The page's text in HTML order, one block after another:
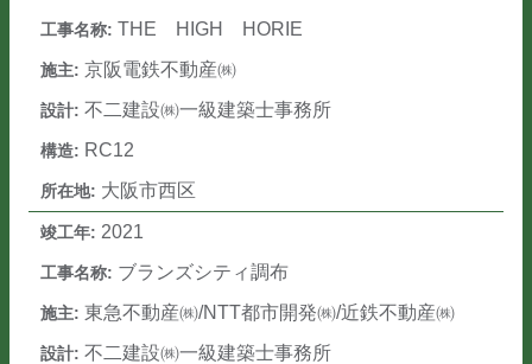
THE HIGH HORIE
京阪電鉄不動産㈱
不二建設㈱一級建築士事務所
RC12
大阪市西区
2021
ブランズシティ調布
東急不動産㈱/NTT都市開発㈱/近鉄不動産㈱
不二建設㈱一級建築士事務所